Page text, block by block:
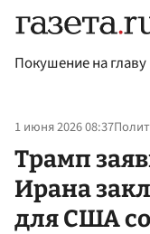
Покушение на
1 июня 2026 08:37
Трамп
Ирана
для США